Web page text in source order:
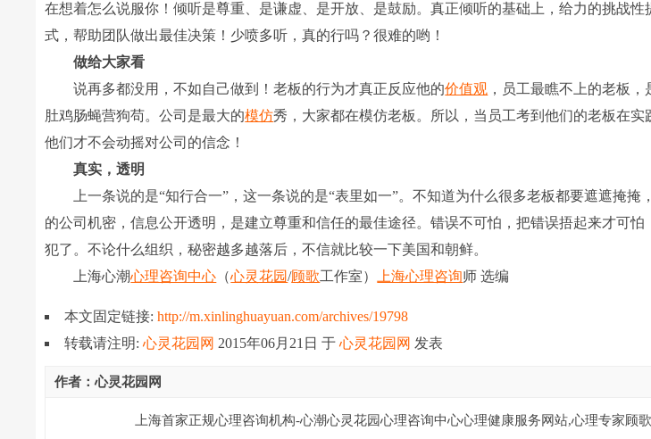
在想着怎么说服你！倾听是尊重、是谦虚、是开放、是鼓励。真正倾听的基础上，给力的挑战
式，帮助团队做出最佳决策！少喷多听，真的行吗？很难的哟！
做给大家看
说再多都没用，不如自己做到！老板的行为才真正反应他的价值观 ，员工最瞧不上的老板
肚鸡肠蝇营狗苟。公司是最大的模仿秀，大家都在模仿老板。所以，当员工考到他们的老板在实
他们才不会动摇对公司的信念！
真实，透明
上一条说的是“知行合一”，这一条说的是“表里如一”。不知道为什么很多老板都要遮遮掩掩
的公司机密，信息公开透明，是建立尊重和信任的最佳途径。错误不可怕，把错误捂起来才可怕
犯了。不论什么组织，秘密越多越落后，不信就比较一下美国和朝鲜。
上海心潮心理咨询中心 （心灵花园/顾歌工作室） 上海心理咨询师 选编
本文固定链接:http://m.xinlinghuayuan.com/archives/19798
转载请注明:心灵花园网 2015年06月21日于心灵花园网 发表
作者：心灵花园网
上海首家正规心理咨询机构-心潮心灵花园心理咨询中心心理健康服务网站,心理专家顾